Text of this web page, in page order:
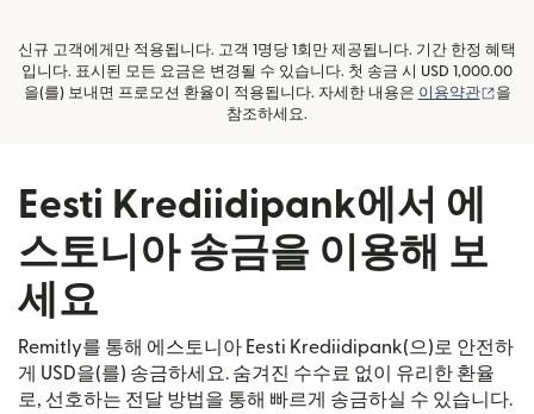
신규 고객에게만 적용됩니다. 고객 1명당 1회만 제공됩니다. 기간 한정 혜택
입니다. 표시된 모든 요금은 변경될 수 있습니다. 첫 송금 시 USD 1,000.00
을(를) 보내면 프로모션 환율이 적용됩니다. 자세한 내용은 이용약관 (새
을
참조하세요.
Eesti Krediidipank에서 에
스토니아 송금을 이용해 보
세요
Remitly를 통해 에스토니아 Eesti Krediidipank(으)로 안전하
게 USD을(를) 송금하세요. 숨겨진 수수료 없이 유리한 환율
로, 선호하는 전달 방법을 통해 빠르게 송금하실 수 있습니다.